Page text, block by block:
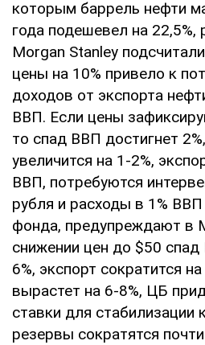
которым баррель нефти
года подешевел на 22,5%,
Morgan Stanley
цены на 10% привело к
доходов от экспорта
ВВП. Если цены
то спад ВВП достигнет
увеличится на 1-2%,
ВВП, потребуются
рубля и расходы в 1% ВВП
фонда, предупреждают в
снижении цен до $50 спад
6%, экспорт сократится
вырастет на 6-8%, ЦБ
ставки для стабилизации
резервы сократятся